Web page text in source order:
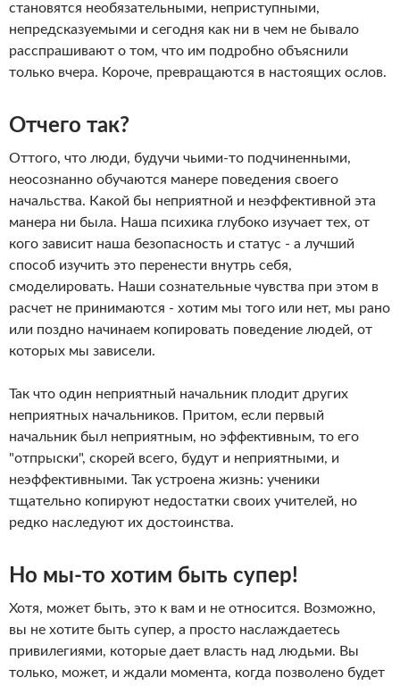
становятся необязательными, неприступными,
непредсказуемыми и сегодня как ни в чем не бывало
расспрашивают о том, что им подробно объяснили
только вчера. Короче, превращаются в настоящих ослов.
Отчего так?
Оттого, что люди, будучи чьими-то подчиненными,
неосознанно обучаются манере поведения своего
начальства. Какой бы неприятной и неэффективной эта
манера ни была. Наша психика глубоко изучает тех, от
кого зависит наша безопасность и статус - а лучший
способ изучить это перенести внутрь себя,
смоделировать. Наши сознательные чувства при этом в
расчет не принимаются - хотим мы того или нет, мы рано
или поздно начинаем копировать поведение людей, от
которых мы зависели.
Так что один неприятный начальник плодит других
неприятных начальников. Притом, если первый
начальник был неприятным, но эффективным, то его
"отпрыски", скорей всего, будут и неприятными, и
неэффективными. Так устроена жизнь: ученики
тщательно копируют недостатки своих учителей, но
редко наследуют их достоинства.
Но мы-то хотим быть супер!
Хотя, может быть, это к вам и не относится. Возможно,
вы не хотите быть супер, а просто наслаждаетесь
привилегиями, которые дает власть над людьми. Вы
только, может, и ждали момента, когда позволено будет